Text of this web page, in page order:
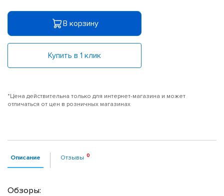
В корзину
Купить в 1 клик
*Цена действительна только для интернет-магазина и может
отличаться от цен в розничных магазинах
Описание Отзывы
Обзоры: